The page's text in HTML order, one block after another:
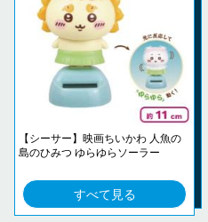
【シーサー】映画ちいかわ 人魚の
島のひみつ ゆらゆらソーラー
すべて見る